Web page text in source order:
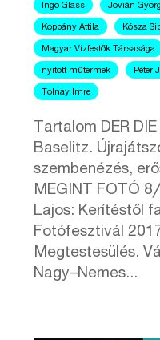
Ingo Glass Jovián
Koppány Attila Kósza
Magyar Vízfestők Társasága
nyitott műtermek Péter
Tolnay Imre
Tartalom DER
Baselitz.
szembenézés,
MEGINT FOTÓ
Lajos: Kerítéstől
Fotófesztivál
Megtestesülés.
Nagy–Nemes...